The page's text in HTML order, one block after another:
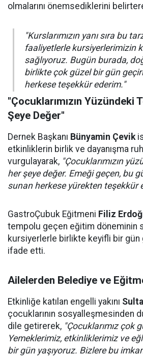
olmalarını önemsediklerini
"Kurslarımızın yanı sıra bu
faaliyetlerle kursiyerlerimizin
sağlıyoruz. Bugün burada,
birlikte çok güzel bir gün
herkese teşekkür ederim."
"Çocuklarımızın Yüzündeki
Şeye Değer"
Dernek Başkanı Bünyamin Çevik
etkinliklerin birlik ve dayanışma
vurgulayarak, "Çocuklarımızın
her şeye değer. Emeği geçen, bu
sunan herkese yürekten teşekkür
GastroÇubuk Eğitmeni Filiz
tempolu geçen eğitim döneminin
kursiyerlerle birlikte keyifli bir gün
ifade etti.
Ailelerden Belediye ve
Etkinliğe katılan engelli yakını
çocuklarının sosyalleşmesinden
dile getirerek, "Çocuklarımız çok
Yemeklerimiz, etkinliklerimiz ve
bir gün yaşıyoruz. Bizlere bu